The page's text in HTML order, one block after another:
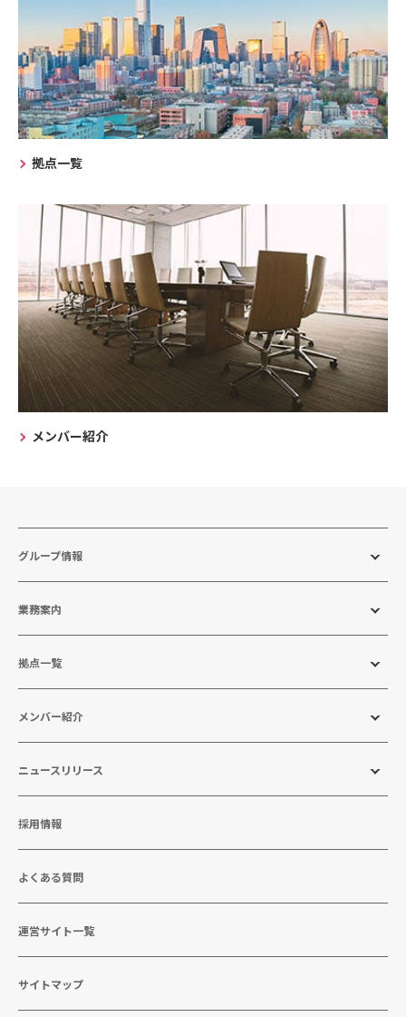
拠点一覧
メンバー紹介
グループ情報
業務案内
拠点一覧
メンバー紹介
ニュースリリース
採用情報
よくある質問
運営サイト一覧
サイトマップ